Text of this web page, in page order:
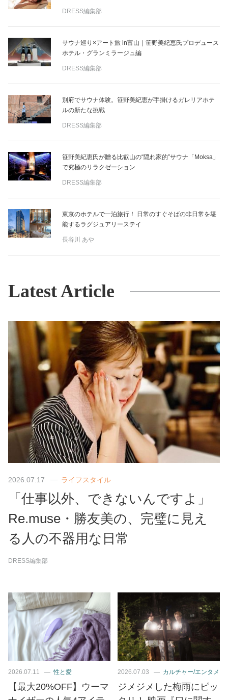
DRESS編集部
サウナ巡り×アート旅 in富山｜笹野美紀恵氏プロデュース
ホテル・グランミラージュ編
DRESS編集部
別府でサウナ体験。笹野美紀恵が手掛けるガレリアホテ
ルの新たな挑戦
DRESS編集部
笹野美紀恵氏が贈る比叡山の“隠れ家的”サウナ「Moksa」
で究極のリラクゼーション
DRESS編集部
東京のホテルで一泊旅行！ 日常のすぐそばの非日常を堪
能するラグジュアリーステイ
長谷川 あや
Latest Article
2026.07.17 ライフスタイル
「仕事以外、できないんですよ」
Re.muse・勝友美の、完璧に見え
る人の不器用な日常
DRESS編集部
2026.07.11 性と愛
【最大20%OFF】ウーマ
2026.07.03 カルチャー/エンタメ
ジメジメした梅雨にピッ